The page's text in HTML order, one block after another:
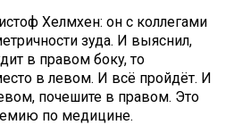
Хелмхен: он с коллегами
зуда. И выяснил,
в правом боку, то
в левом. И всё пройдёт. И
почешите в правом. Это
по медицине.